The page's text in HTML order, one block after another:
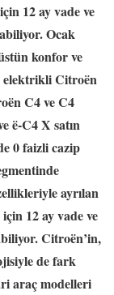
12 ay vade ve
Ocak
konfor ve
elektrikli Citroën
C4 ve C4
ë-C4 X satın
0 faizli cazip
ayrılan
12 ay vade ve
Citroën’in,
de fark
araç modelleri